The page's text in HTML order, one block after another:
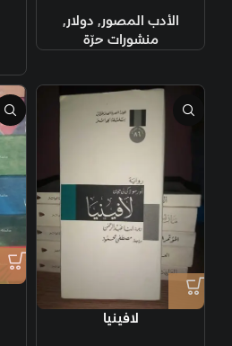
الأدب المصور, دولار,
منشورات حرّة
لافينيا